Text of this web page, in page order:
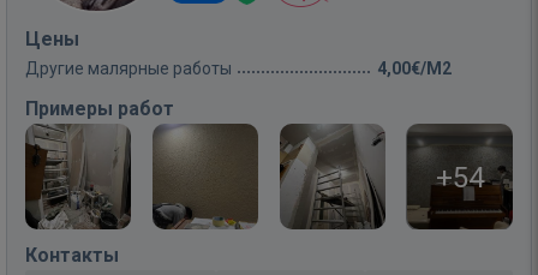
Цены
Другие малярные работы 4,00€/M2
Примеры работ
+54
Контакты